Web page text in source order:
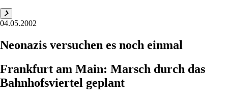
04.05.2002
Neonazis versuchen es noch einmal
Frankfurt am Main: Marsch durch das
Bahnhofsviertel geplant